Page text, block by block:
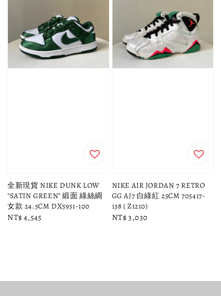
全新現貨 NIKE DUNK LOW
"SATIN GREEN" 緞面 綠絲綢
女款 24.5CM DX5931-100
Regular
NT$ 4,545
NIKE AIR JORDAN 7 RETRO
GG AJ7 白綠紅 25CM 705417-
138 ( Z1210)
Regular
NT$ 3,030